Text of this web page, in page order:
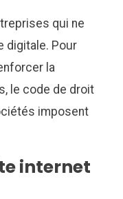
qui ne
digitale. Pour
la
le code de droit
imposent
internet